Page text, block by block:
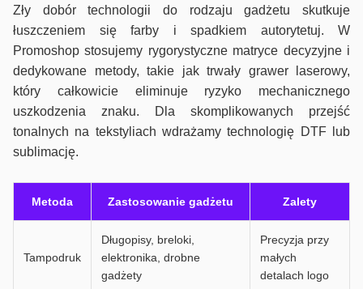
Zły dobór technologii do rodzaju gadżetu skutkuje
łuszczeniem się farby i spadkiem autorytetuj. W
Promoshop stosujemy rygorystyczne matryce decyzyjne i
dedykowane metody, takie jak trwały grawer laserowy,
który całkowicie eliminuje ryzyko mechanicznego
uszkodzenia znaku. Dla skomplikowanych przejść
tonalnych na tekstyliach wdrażamy technologię DTF lub
sublimację.
Metoda Zastosowanie gadżetu Zalety
Tampodruk
Długopisy, breloki,
elektronika, drobne
gadżety
Precyzja przy
małych
detalach logo